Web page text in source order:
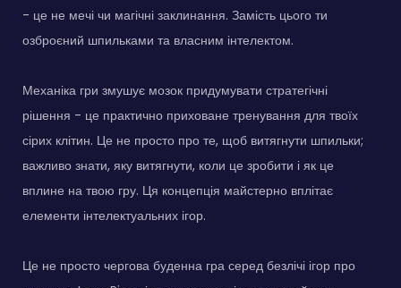
- це не мечі чи магічні заклинання. Замість цього ти
озброєний шпильками та власним інтелектом.
Механіка гри змушує мозок придумувати стратегічні
рішення - це практично приховане тренування для твоїх
сірих клітин. Це не просто про те, щоб витягнути шпильки;
важливо знати, яку витягнути, коли це зробити і як це
вплине на твою гру. Ця концепція майстерно вплітає
елементи інтелектуальних ігор.
Це не просто чергова буденна гра серед безлічі ігор про